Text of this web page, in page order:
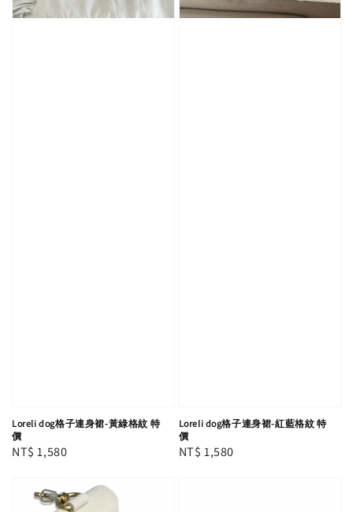
Loreli dog格子連身裙-黃綠格紋 特
價
Regular
NT$ 1,580
Loreli dog格子連身裙-紅藍格紋 特
價
Regular
NT$ 1,580